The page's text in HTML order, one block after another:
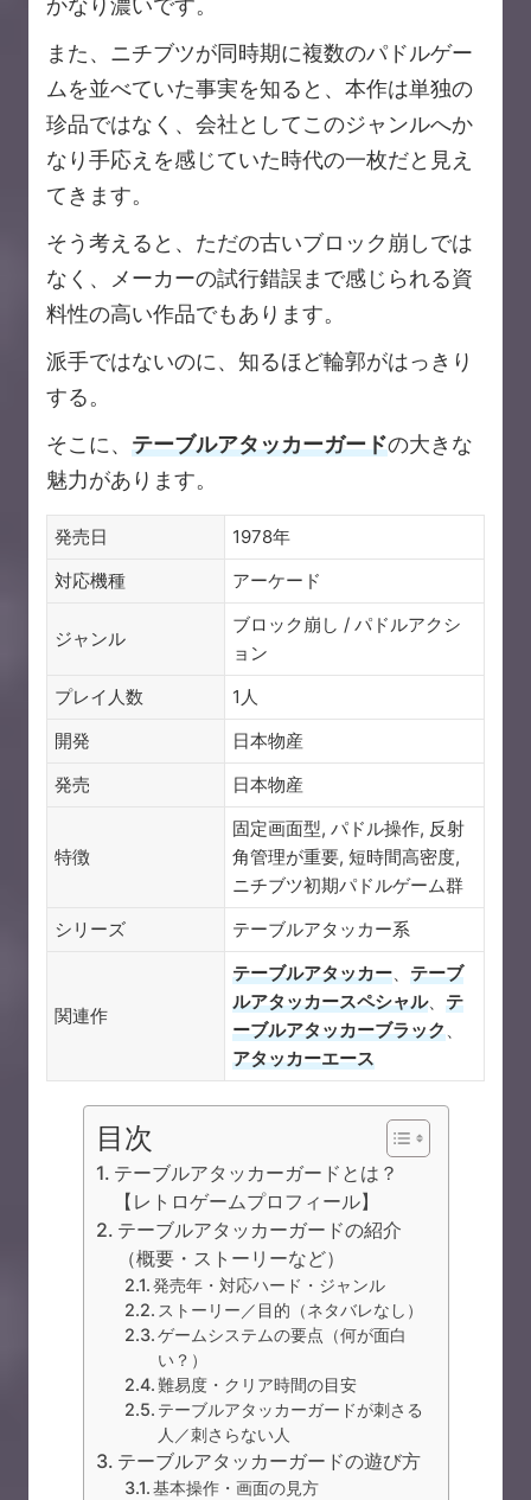
かなり濃いです。
また、ニチブツが同時期に複数のパドルゲー
ムを並べていた事実を知ると、本作は単独の
珍品ではなく、会社としてこのジャンルへか
なり手応えを感じていた時代の一枚だと見え
てきます。
そう考えると、ただの古いブロック崩しでは
なく、メーカーの試行錯誤まで感じられる資
料性の高い作品でもあります。
派手ではないのに、知るほど輪郭がはっきり
する。
そこに、 テーブルアタッカーガードの大きな
魅力があります。
発売日
1978年
対応機種
アーケード
ジャンル
ブロック崩し / パドルアクシ
ョン
プレイ人数
1人
開発
日本物産
発売
日本物産
特徴
固定画面型, パドル操作, 反射
角管理が重要, 短時間高密度,
ニチブツ初期パドルゲーム群
シリーズ
テーブルアタッカー系
関連作
テーブルアタッカー、 テーブ
ルアタッカースペシャル、 テ
ーブルアタッカーブラック、
アタッカーエース
目次
テーブルアタッカーガードとは？
【レトロゲームプロフィール】
テーブルアタッカーガードの紹介
（概要・ストーリーなど）
発売年・対応ハード・ジャンル
ストーリー／目的（ネタバレなし）
ゲームシステムの要点（何が面白
い？）
難易度・クリア時間の目安
テーブルアタッカーガードが刺さる
人／刺さらない人
テーブルアタッカーガードの遊び方
基本操作・画面の見方